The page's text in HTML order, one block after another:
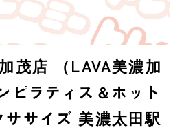
茂店 （LAVA美濃加
ピラティス＆ホット
ササイズ 美濃太田駅